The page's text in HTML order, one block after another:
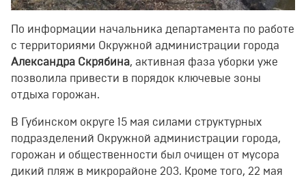
По информации начальника департамента по работе
с территориями Окружной администрации города
Александра Скрябина, активная фаза уборки уже
позволила привести в порядок ключевые зоны
отдыха горожан.
В Губинском округе 15 мая силами структурных
подразделений Окружной администрации города,
горожан и общественности был очищен от мусора
дикий пляж в микрорайоне 203. Кроме того, 22 мая